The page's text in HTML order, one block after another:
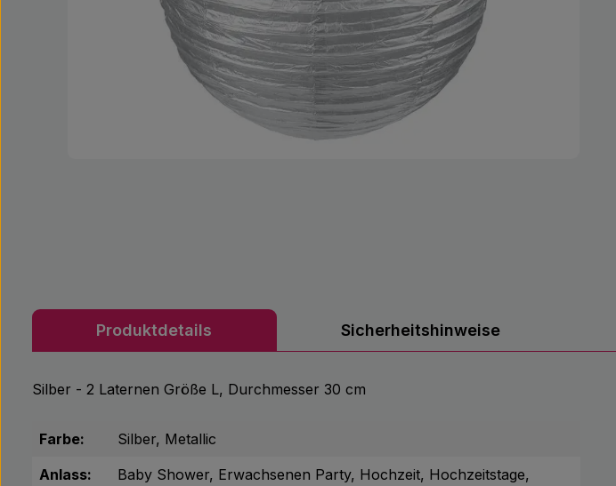
Produktdetails Sicherheitshinweise
Silber - 2 Laternen Größe L, Durchmesser 30 cm
Farbe:
Silber, Metallic
Anlass:
Baby Shower, Erwachsenen Party, Hochzeit, Hochzeitstage,